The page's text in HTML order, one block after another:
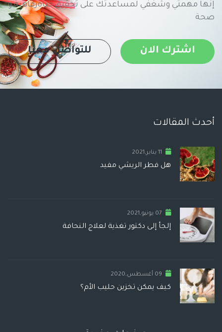
إنها مهمتي وشغفي لمساعدتك على تحقيق حياةرفاهية و
صحة
اشترك الان للتواصل معنا
أحدث المقالات
11 يناير,2021
هل فطر الريشي مفيد
07 يونيو,2021
إلجأ إلى دكتور تغذية لعلاج النحافة
09 أغسطس,2020
كيف يمكن تخزين حليب الأم؟